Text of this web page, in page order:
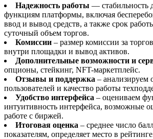
Надежность работы — стабильность
функциям платформы, включая
ввод и вывод средств, а также срок
суточный объем торгов.
Комиссии – размер комиссии за
внутри площадки и вывод активов.
Дополнительные возможности и
опционы, стейкинг, NFT-маркетплейс.
Отзывы и поддержка – анализируем
пользователей и качество работы
Удобство интерфейса – оцениваем
интуитивность интерфейса, возможные
работе с биржей.
Итоговая оценка – среднее число
показателям, определяет место в